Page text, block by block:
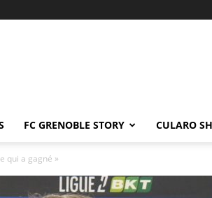
FC GRENOBLE STORY CULARO
qui a gagné »